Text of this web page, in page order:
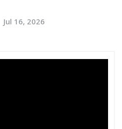
Jul 16, 2026